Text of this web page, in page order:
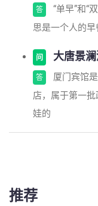
答
“单早”和“
思是一个人的早
问 大唐景澜
答
厦门宾馆
店，属于第一
娃的
推荐